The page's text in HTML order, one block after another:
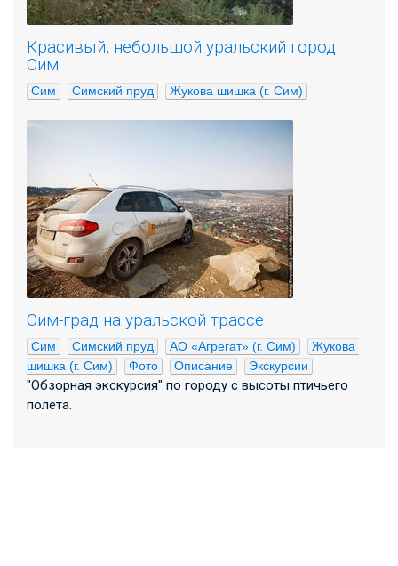
Красивый, небольшой уральский город
Сим
Сим Симский пруд Жукова шишка (г. Сим)
Сим-град на уральской трассе
Сим Симский пруд АО «Агрегат» (г. Сим)
Жукова
шишка (г. Сим)
Фото Описание Экскурсии
"Обзорная экскурсия" по городу с высоты птичьего
полета.